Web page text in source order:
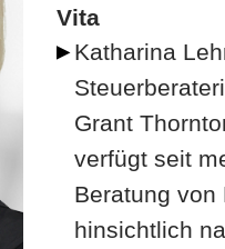
Vita
Katharina
Grant
verfügt seit
Beratung von
hinsichtlich